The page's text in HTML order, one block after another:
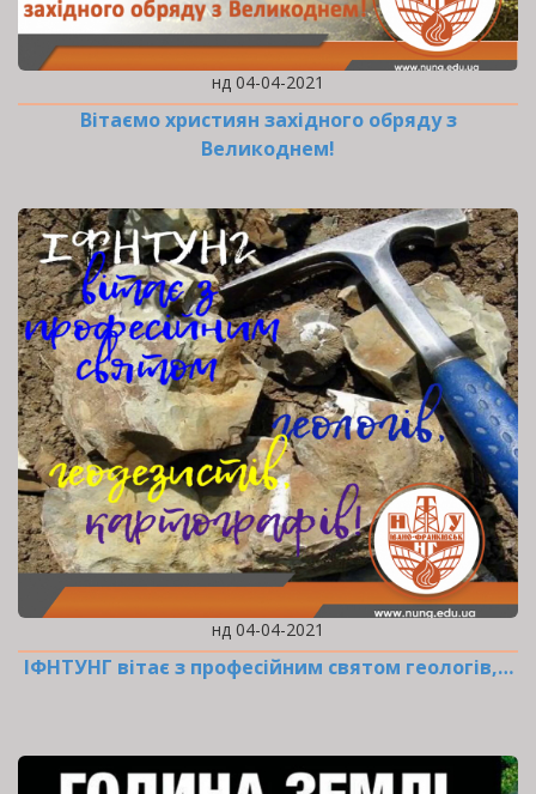
нд 04-04-2021
Вітаємо християн західного обряду з
Великоднем!
нд 04-04-2021
ІФНТУНГ вітає з професійним святом геологів,…